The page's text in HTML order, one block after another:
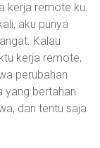
kerja remote ku.
aku punya
Kalau
kerja remote,
perubahan
yang bertahan
dan tentu saja